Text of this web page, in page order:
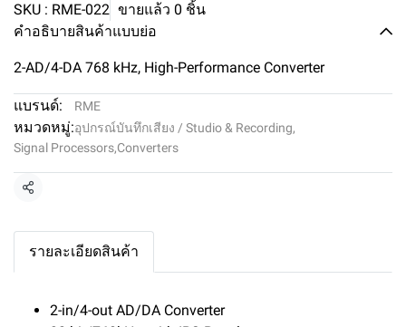
SKU : RME-022 ขายแล้ว 0 ชิ้น
คำอธิบายสินค้าแบบย่อ
2-AD/4-DA 768 kHz, High-Performance Converter
แบรนด์: RME
หมวดหมู่:อุปกรณ์บันทึกเสียง / Studio & Recording,
Signal Processors,Converters
แชร์
รายละเอียดสินค้า
2-in/4-out AD/DA Converter